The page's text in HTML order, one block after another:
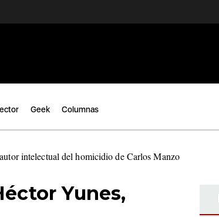
Geek Columnas
intelectual del homicidio de Carlos Manzo
Yunes,